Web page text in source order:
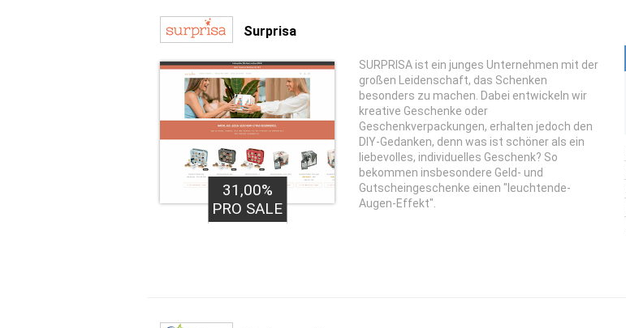
Surprisa
31,00%
PRO SALE
SURPRISA ist ein junges Unternehmen mit der
großen Leidenschaft, das Schenken
besonders zu machen. Dabei entwickeln wir
kreative Geschenke oder
Geschenkverpackungen, erhalten jedoch den
DIY-Gedanken, denn was ist schöner als ein
liebevolles, individuelles Geschenk? So
bekommen insbesondere Geld- und
Gutscheingeschenke einen "leuchtende-
Augen-Effekt".